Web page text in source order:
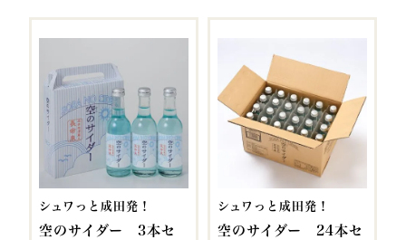
シュワっと成田発！
空のサイダー 3本セ
シュワっと成田発！
空のサイダー 24本セ